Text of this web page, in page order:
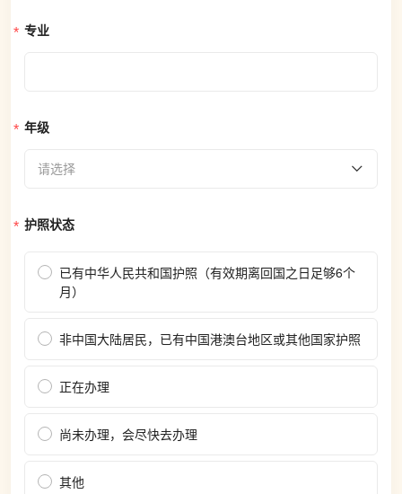
专业
年级
请选择
护照状态
已有中华人民共和国护照（有效期离回国之日足够6个
月）
非中国大陆居民，已有中国港澳台地区或其他国家护照
正在办理
尚未办理，会尽快去办理
其他